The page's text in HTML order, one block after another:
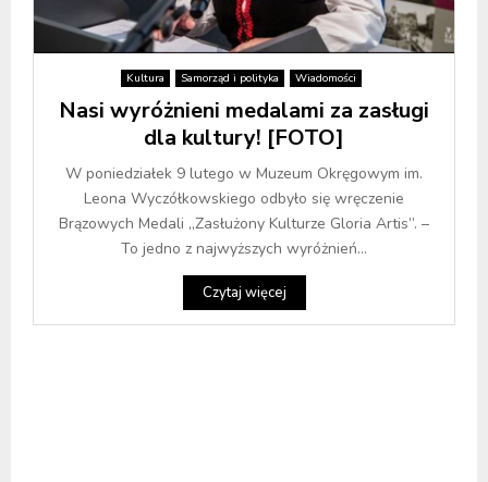
Kultura Samorząd i polityka Wiadomości
Nasi wyróżnieni medalami za zasługi
dla kultury! [FOTO]
W poniedziałek 9 lutego w Muzeum Okręgowym im.
Leona Wyczółkowskiego odbyło się wręczenie
Brązowych Medali „Zasłużony Kulturze Gloria Artis”. –
To jedno z najwyższych wyróżnień...
Czytaj więcej